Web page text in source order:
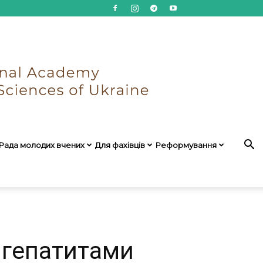
молодих вчених Для фахівців Реформування